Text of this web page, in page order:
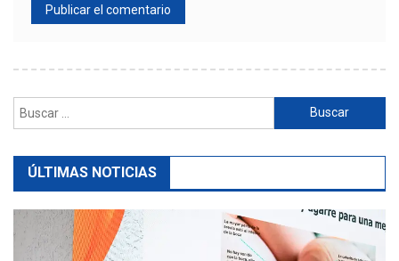
Buscar:
ÚLTIMAS NOTICIAS